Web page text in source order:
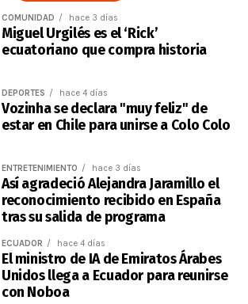
COMUNIDAD hace 3 días
Miguel Urgilés es el ‘Rick’
ecuatoriano que compra historia
DEPORTES hace 4 días
Vozinha se declara "muy feliz" de
estar en Chile para unirse a Colo Colo
ENTRETENIMIENTO hace 3 días
Así agradeció Alejandra Jaramillo el
reconocimiento recibido en España
tras su salida de programa
ECUADOR hace 4 días
El ministro de IA de Emiratos Árabes
Unidos llega a Ecuador para reunirse
con Noboa